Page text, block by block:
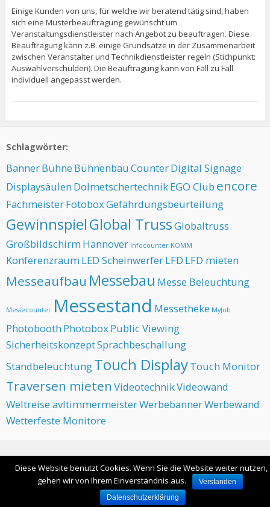
Einige Kunden von uns, für welche wir beratend tätig sind, haben
sich eine Musterbeauftragung gewünscht um
Veranstaltungsdienstleister nach Angebot zu beauftragen. Diese
Beauftragung kann z.B. einige Grundsätze in der Zusammenarbeit
zwischen Veranstalter und Technikdienstleister regeln (Stichpunkt:
Auswahlverschulden). Die Beauftragung kann von Fall zu Fall
individuell angepasst werden.
Schlagwörter:
BannerBühne BühnenbauCounterDigital Signage
DisplaysäulenDolmetschertechnikEGO Club encore
FachmeisterFotoboxGefährdungsbeurteilung
GewinnspielGlobal TrussGlobaltruss
GroßbildschirmHannover Infocounter KOMM
KonferenzraumLED ScheinwerferLFD LFD mieten
Messeaufbau Messebau Messe Beleuchtung
Messecounter Messestand Messetheke MyJob
PhotoboothPhotoboxPublic Viewing
SicherheitskonzeptSprachbeschallung
StandbeleuchtungTouch DisplayTouch Monitor
Traversen mieten VideotechnikVideowand
Weltreise avltimmermeisterWerbebannerWerbewand
Wetterfeste Monitore
Ganze Seite ansehen
Angetrieben von WordPress
Diese Website benutzt Cookies. Wenn Sie die Website weiter nutzen,
gehen wir von Ihrem Einverständnis aus.
Verstanden
Datenschutzerklärung